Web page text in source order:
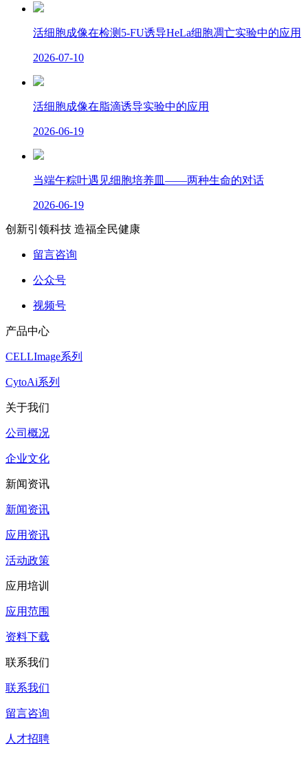
活细胞成像在检测5-FU诱导HeLa细胞凋亡实验中的应用
2026-07-10
活细胞成像在脂滴诱导实验中的应用
2026-06-19
当端午粽叶遇见细胞培养皿——两种生命的对话
2026-06-19
创新引领科技 造福全民健康
留言咨询
公众号
视频号
产品中心
CELLImage系列
CytoAi系列
关于我们
公司概况
企业文化
新闻资讯
新闻资讯
应用资讯
活动政策
应用培训
应用范围
资料下载
联系我们
联系我们
留言咨询
人才招聘